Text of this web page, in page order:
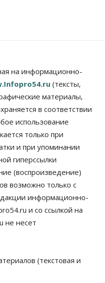
прошёл митинг
работы по
дорожек
реже оформлять
полторы тонны
выросли на 40%
на информационно-
(тексты,
материалы,
в соответствии
использование
только при
и при упоминании
гиперссылки
(воспроизведение)
возможно только с
информационно-
и со ссылкой на
не несет
(текстовая и